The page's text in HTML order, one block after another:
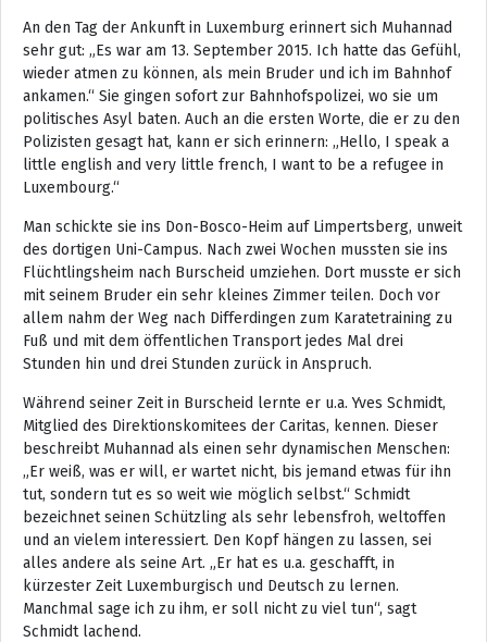
An den Tag der Ankunft in Luxemburg erinnert sich Muhannad
sehr gut: „Es war am 13. September 2015. Ich hatte das Gefühl,
wieder atmen zu können, als mein Bruder und ich im Bahnhof
ankamen.“ Sie gingen sofort zur Bahnhofspolizei, wo sie um
politisches Asyl baten. Auch an die ersten Worte, die er zu den
Polizisten gesagt hat, kann er sich erinnern: „Hello, I speak a
little english and very little french, I want to be a refugee in
Luxembourg.“
Man schickte sie ins Don-Bosco-Heim auf Limpertsberg, unweit
des dortigen Uni-Campus. Nach zwei Wochen mussten sie ins
Flüchtlingsheim nach Burscheid umziehen. Dort musste er sich
mit seinem Bruder ein sehr kleines Zimmer teilen. Doch vor
allem nahm der Weg nach Differdingen zum Karatetraining zu
Fuß und mit dem öffentlichen Transport jedes Mal drei
Stunden hin und drei Stunden zurück in Anspruch.
Während seiner Zeit in Burscheid lernte er u.a. Yves Schmidt,
Mitglied des Direktionskomitees der Caritas, kennen. Dieser
beschreibt Muhannad als einen sehr dynamischen Menschen:
„Er weiß, was er will, er wartet nicht, bis jemand etwas für ihn
tut, sondern tut es so weit wie möglich selbst.“ Schmidt
bezeichnet seinen Schützling als sehr lebensfroh, weltoffen
und an vielem interessiert. Den Kopf hängen zu lassen, sei
alles andere als seine Art. „Er hat es u.a. geschafft, in
kürzester Zeit Luxemburgisch und Deutsch zu lernen.
Manchmal sage ich zu ihm, er soll nicht zu viel tun“, sagt
Schmidt lachend.